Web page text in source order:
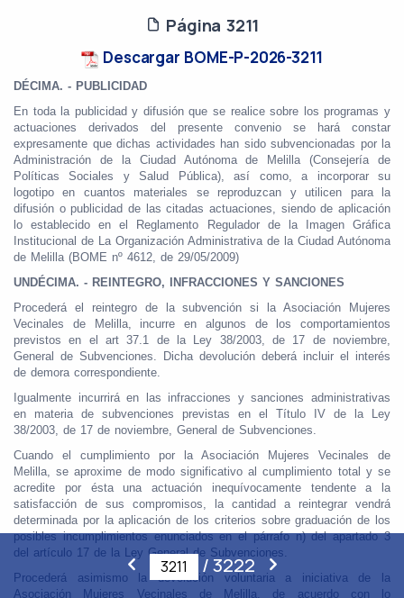
/3222
Página 3211
Descargar BOME-P-2026-3211
DÉCIMA. - PUBLICIDAD
En toda la publicidad y difusión que se realice sobre los programas y
actuaciones derivados del presente convenio se hará constar
expresamente que dichas actividades han sido subvencionadas por la
Administración de la Ciudad Autónoma de Melilla (Consejería de
Políticas Sociales y Salud Pública), así como, a incorporar su
logotipo en cuantos materiales se reproduzcan y utilicen para la
difusión o publicidad de las citadas actuaciones, siendo de aplicación
lo establecido en el Reglamento Regulador de la Imagen Gráfica
Institucional de La Organización Administrativa de la Ciudad Autónoma
de Melilla (BOME nº 4612, de 29/05/2009)
UNDÉCIMA. - REINTEGRO, INFRACCIONES Y SANCIONES
Procederá el reintegro de la subvención si la Asociación Mujeres
Vecinales de Melilla, incurre en algunos de los comportamientos
previstos en el art 37.1 de la Ley 38/2003, de 17 de noviembre,
General de Subvenciones. Dicha devolución deberá incluir el interés
de demora correspondiente.
Igualmente incurrirá en las infracciones y sanciones administrativas
en materia de subvenciones previstas en el Título IV de la Ley
38/2003, de 17 de noviembre, General de Subvenciones.
Cuando el cumplimiento por la Asociación Mujeres Vecinales de
Melilla, se aproxime de modo significativo al cumplimiento total y se
acredite por ésta una actuación inequívocamente tendente a la
satisfacción de sus compromisos, la cantidad a reintegrar vendrá
determinada por la aplicación de los criterios sobre graduación de los
posibles incumplimientos enunciados en el párrafo n) del apartado 3
del artículo 17 de la Ley General de Subvenciones.
Procederá asimismo la devolución voluntaria a iniciativa de la
Asociación Mujeres Vecinales de Melilla, de acuerdo con lo